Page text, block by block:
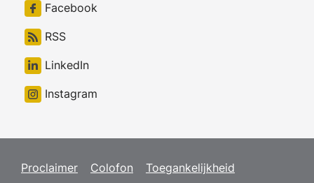
Facebook
RSS
LinkedIn
Instagram
Proclaimer Colofon
Toegankelijkheid